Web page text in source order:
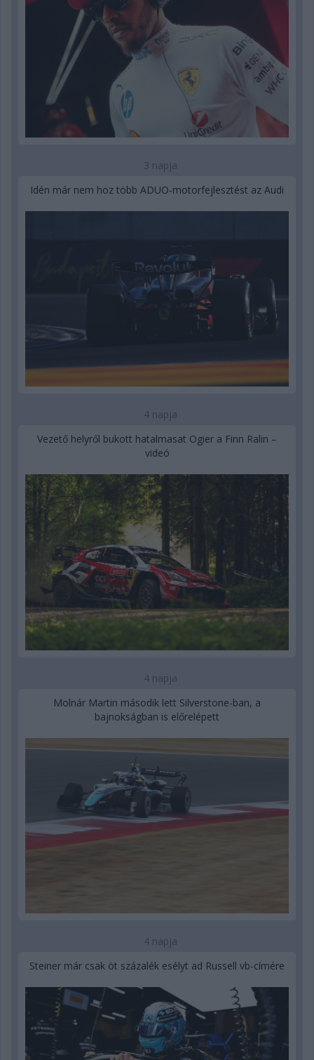
3 napja
Idén már nem hoz több ADUO-motorfejlesztést az Audi
4 napja
Vezető helyről bukott hatalmasat Ogier a Finn Ralin –
videó
4 napja
Molnár Martin második lett Silverstone-ban, a
bajnokságban is előrelépett
4 napja
Steiner már csak öt százalék esélyt ad Russell vb-címére